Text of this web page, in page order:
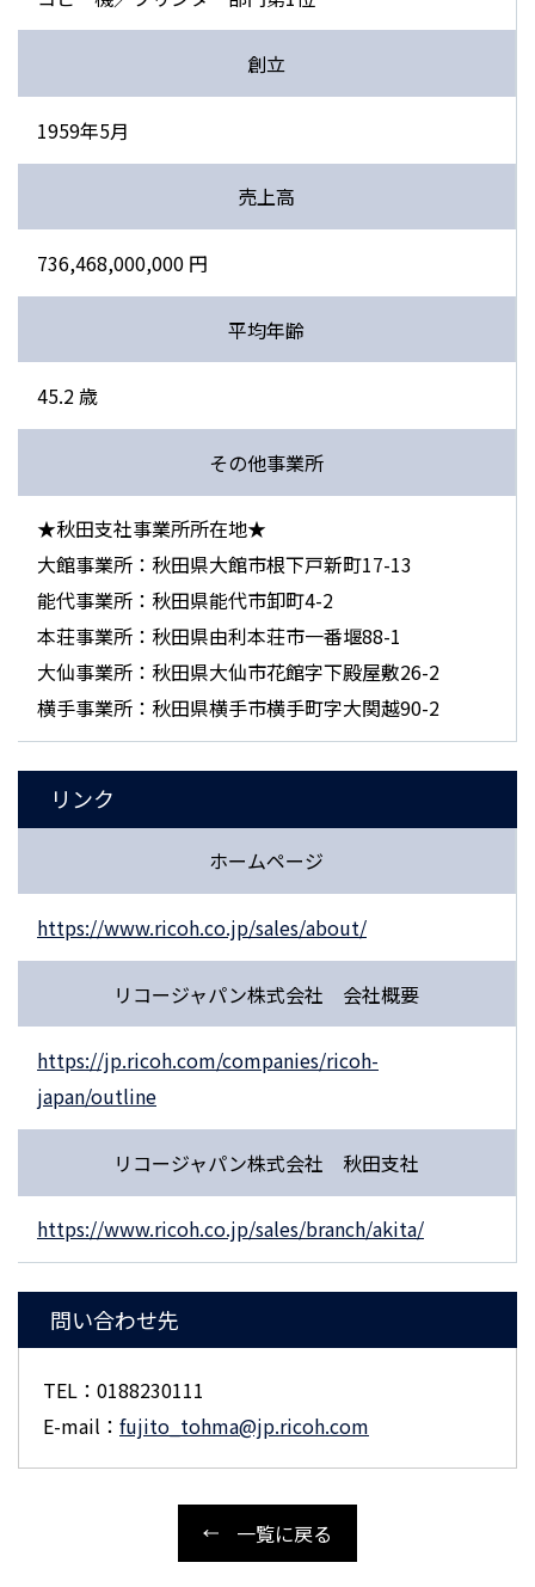
創立
1959年5月
売上高
736,468,000,000 円
平均年齢
45.2 歳
その他事業所
★秋田支社事業所所在地★
大館事業所：秋田県大館市根下戸新町17-13
能代事業所：秋田県能代市卸町4-2
本荘事業所：秋田県由利本荘市一番堰88-1
大仙事業所：秋田県大仙市花館字下殿屋敷26-2
横手事業所：秋田県横手市横手町字大関越90-2
リンク
ホームページ
https://www.ricoh.co.jp/sales/about/
リコージャパン株式会社 会社概要
https://jp.ricoh.com/companies/ricoh-
japan/outline
リコージャパン株式会社 秋田支社
https://www.ricoh.co.jp/sales/branch/akita/
問い合わせ先
TEL：0188230111
E-mail： fujito_tohma@jp.ricoh.com
一覧に戻る